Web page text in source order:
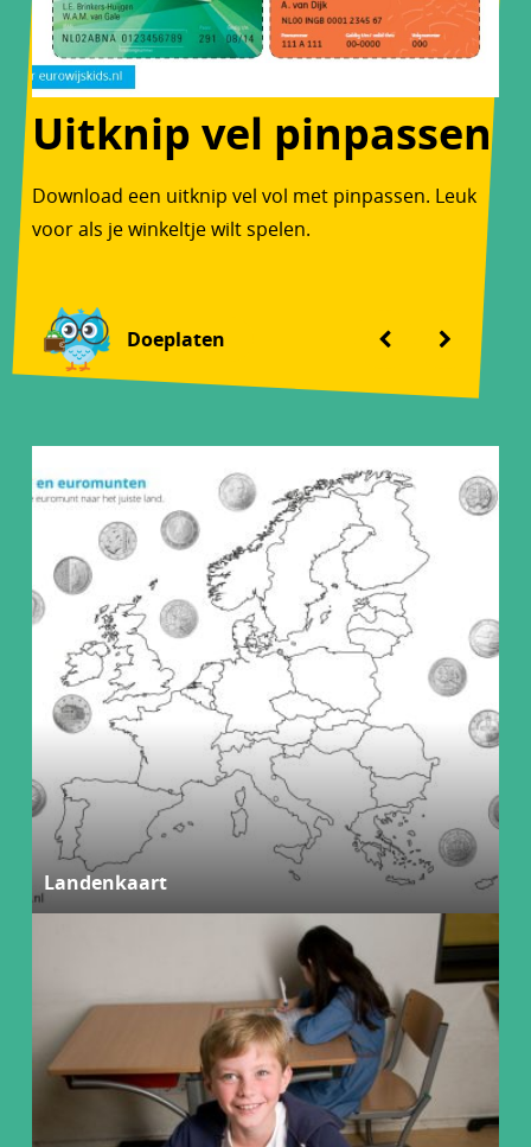
Uitknip vel pinpassen
Download een uitknip vel vol met pinpassen. Leuk
voor als je winkeltje wilt spelen.
Doeplaten
Landenkaart